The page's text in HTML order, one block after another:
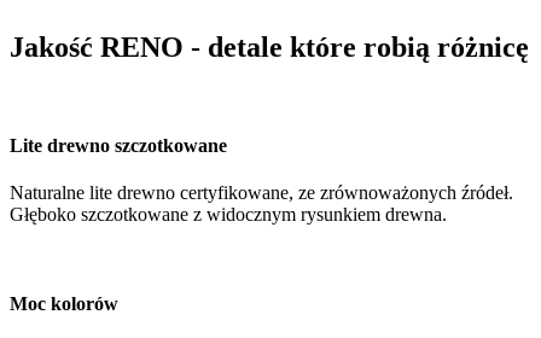
Jakość RENO - detale które robią różnicę
Lite drewno szczotkowane
Naturalne lite drewno certyfikowane, ze zrównoważonych źródeł.
Głęboko szczotkowane z widocznym rysunkiem drewna.
Moc kolorów